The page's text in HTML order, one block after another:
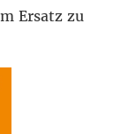
Ersatz zu